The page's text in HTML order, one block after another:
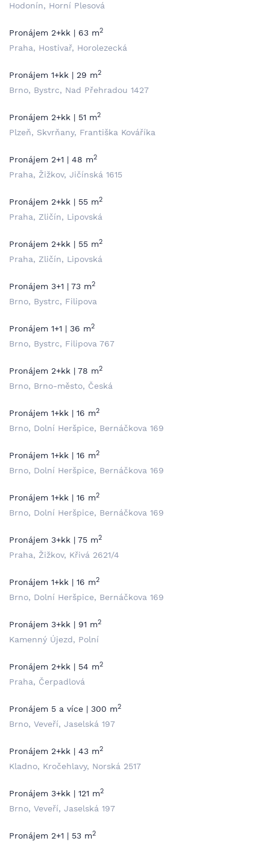
Hodonín, Horní Plesová
Pronájem 2+kk | 63 m2
Praha, Hostivař, Horolezecká
Pronájem 1+kk | 29 m2
Brno, Bystrc, Nad Přehradou 1427
Pronájem 2+kk | 51 m2
Plzeň, Skvrňany, Františka Kováříka
Pronájem 2+1 | 48 m2
Praha, Žižkov, Jičínská 1615
Pronájem 2+kk | 55 m2
Praha, Zličín, Lipovská
Pronájem 2+kk | 55 m2
Praha, Zličín, Lipovská
Pronájem 3+1 | 73 m2
Brno, Bystrc, Filipova
Pronájem 1+1 | 36 m2
Brno, Bystrc, Filipova 767
Pronájem 2+kk | 78 m2
Brno, Brno-město, Česká
Pronájem 1+kk | 16 m2
Brno, Dolní Heršpice, Bernáčkova 169
Pronájem 1+kk | 16 m2
Brno, Dolní Heršpice, Bernáčkova 169
Pronájem 1+kk | 16 m2
Brno, Dolní Heršpice, Bernáčkova 169
Pronájem 3+kk | 75 m2
Praha, Žižkov, Křivá 2621/4
Pronájem 1+kk | 16 m2
Brno, Dolní Heršpice, Bernáčkova 169
Pronájem 3+kk | 91 m2
Kamenný Újezd, Polní
Pronájem 2+kk | 54 m2
Praha, Čerpadlová
Pronájem 5 a více | 300 m2
Brno, Veveří, Jaselská 197
Pronájem 2+kk | 43 m2
Kladno, Kročehlavy, Norská 2517
Pronájem 3+kk | 121 m2
Brno, Veveří, Jaselská 197
Pronájem 2+1 | 53 m2